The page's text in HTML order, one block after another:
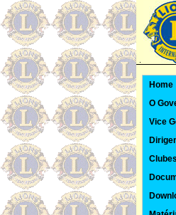
Home
O
Vice